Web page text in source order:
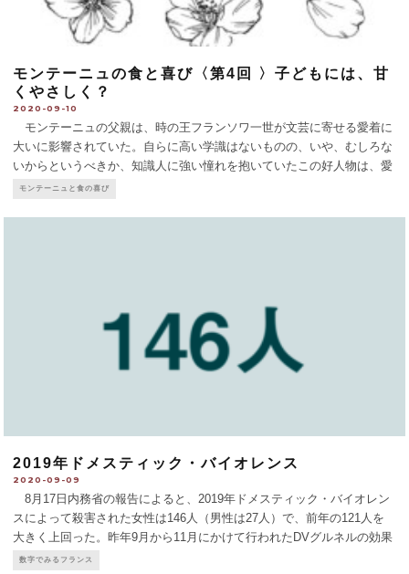
モンテーニュの食と喜び〈第4回 〉子どもには、甘
くやさしく？
2020-09-10
モンテーニュの父親は、時の王フランソワ一世が文芸に寄せる愛着に
大いに影響されていた。自らに高い学識はないものの、いや、むしろな
いからというべきか、知識人に強い憧れを抱いていたこの好人物は、愛
する息子にはぜひ立派な教養をつけてやろうと考えた。そこで、当時の
モンテーニュと食の喜び
2019年ドメスティック・バイオレンス
2020-09-09
8月17日内務省の報告によると、2019年ドメスティック・バイオレン
スによって殺害された女性は146人（男性は27人）で、前年の121人を
大きく上回った。昨年9月から11月にかけて行われたDVグルネルの効果
はまだまだ。たとえば、DV暴力の被害者の電話相談3919は、毎日24時
数字でみるフランス